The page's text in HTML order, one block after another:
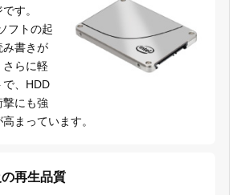
す。
フトの起
み書きが
さらに軽
で、HDD
にも強
まっています。
再生品質